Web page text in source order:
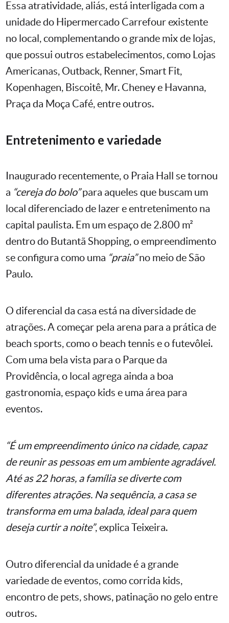
Essa atratividade, aliás, está interligada com a
unidade do Hipermercado Carrefour existente
no local, complementando o grande mix de lojas,
que possui outros estabelecimentos, como Lojas
Americanas, Outback, Renner, Smart Fit,
Kopenhagen, Biscoitê, Mr. Cheney e Havanna,
Praça da Moça Café, entre outros.
Entretenimento e variedade
Inaugurado recentemente, o Praia Hall se tornou
a “cereja do bolo”para aqueles que buscam um
local diferenciado de lazer e entretenimento na
capital paulista. Em um espaço de 2.800 m²
dentro do Butantã Shopping, o empreendimento
se configura como uma “praia”no meio de São
Paulo.
O diferencial da casa está na diversidade de
atrações. A começar pela arena para a prática de
beach sports, como o beach tennis e o futevôlei.
Com uma bela vista para o Parque da
Providência, o local agrega ainda a boa
gastronomia, espaço kids e uma área para
eventos.
“É um empreendimento único na cidade, capaz
de reunir as pessoas em um ambiente agradável.
Até as 22 horas, a família se diverte com
diferentes atrações. Na sequência, a casa se
transforma em uma balada, ideal para quem
deseja curtir a noite”, explica Teixeira.
Outro diferencial da unidade é a grande
variedade de eventos, como corrida kids,
encontro de pets, shows, patinação no gelo entre
outros.